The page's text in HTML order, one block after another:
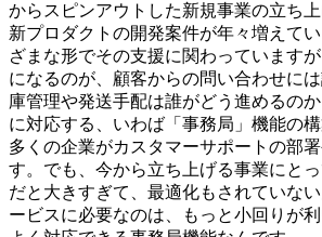
からスピンアウトした新規事業の立ち上
新プロダクトの開発案件が年々増えて
ざまな形でその支援に関わっています
になるのが、顧客からの問い合わせに
庫管理や発送手配は誰がどう進めるの
に対応する、いわば「事務局」機能の構
多くの企業がカスタマーサポートの部
す。でも、今から立ち上げる事業にと
だと大きすぎて、最適化もされていな
ービスに必要なのは、もっと小回りが